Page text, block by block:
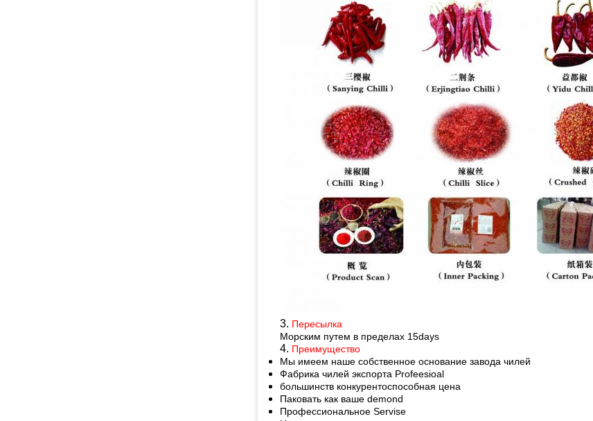
3. Пересылка
Морским путем в пределах 15days
4. Преимущество
Мы имеем наше собственное основание завода чилей
Фабрика чилей экспорта Profeesioal
большинств конкурентоспособная цена
Паковать как ваше demond
Профессиональное Servise